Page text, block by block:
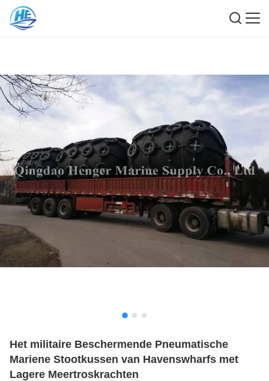
Het militaire Beschermende Pneumatische
Mariene Stootkussen van Havenswharfs met
Lagere Meertroskrachten